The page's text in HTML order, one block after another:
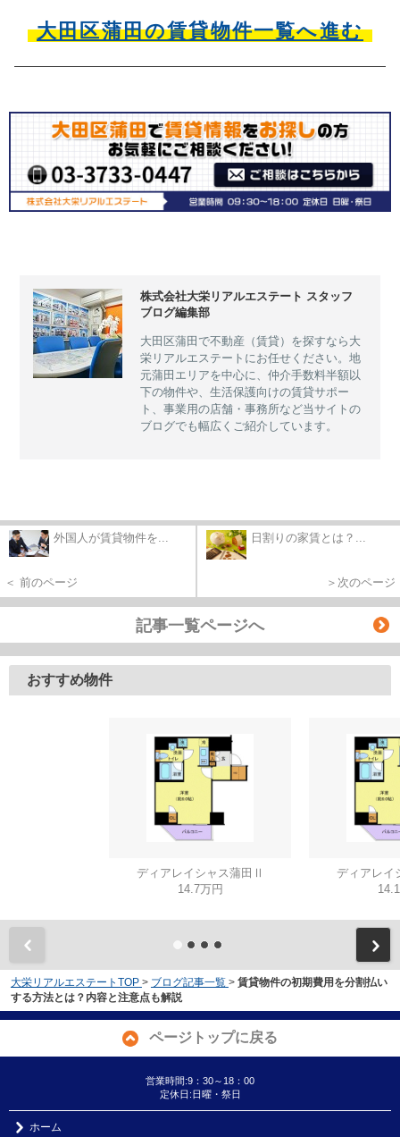
大田区蒲田の賃貸物件一覧へ進む
株式会社大栄リアルエステート スタッフ
ブログ編集部
大田区蒲田で不動産（賃貸）を探すなら大
栄リアルエステートにお任せください。地
元蒲田エリアを中心に、仲介手数料半額以
下の物件や、生活保護向けの賃貸サポー
ト、事業用の店舗・事務所など当サイトの
ブログでも幅広くご紹介しています。
外国人が賃貸物件を...
＜ 前のページ
日割りの家賃とは？...
＞次のページ
記事一覧ページへ
おすすめ物件
ディアレイシャス蒲田Ⅱ
14.7万円
ディアレ
大栄リアルエステートTOP > ブログ記事一覧 > 賃貸物件の初期費用を分割払い
する方法とは？内容と注意点も解説
ページトップに戻る
営業時間:9：30～18：00
定休日:日曜・祭日
ホーム